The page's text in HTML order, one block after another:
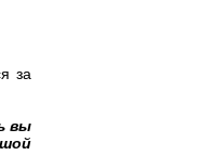
за
вы